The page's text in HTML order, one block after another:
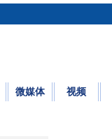
微媒体 视频